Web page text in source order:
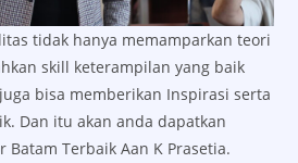
tidak hanya memamparkan teori
skill keterampilan yang baik
bisa memberikan Inspirasi serta
Dan itu akan anda dapatkan
Batam Terbaik Aan K Prasetia.